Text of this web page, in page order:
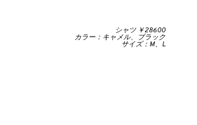
シャツ ￥28600
カラー：キャメル、ブラック
サイズ：M、L